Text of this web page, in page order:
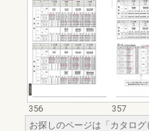
356
357
お探しのページは「カタロ